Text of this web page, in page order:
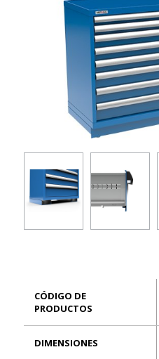
CÓDIGO DE
PRODUCTOS
DIMENSIONES